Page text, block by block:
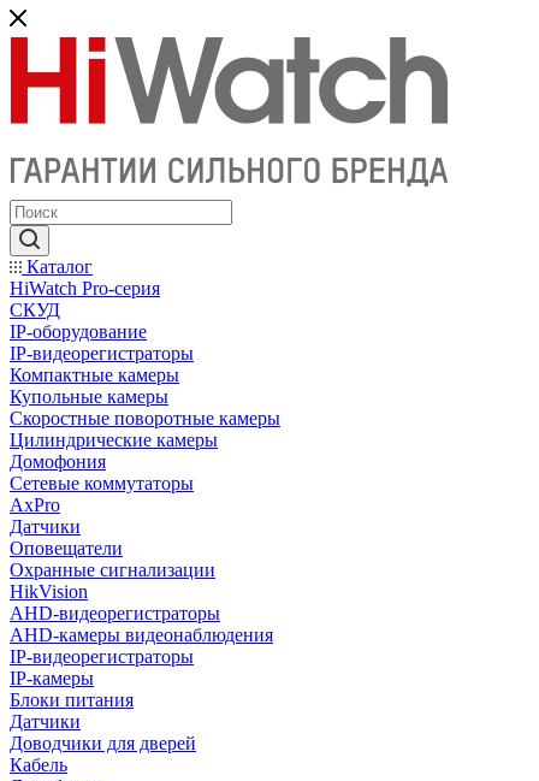
Каталог
HiWatch Pro-серия
CКУД
IP-оборудование
IP-видеорегистраторы
Компактные камеры
Купольные камеры
Скоростные поворотные камеры
Цилиндрические камеры
Домофония
Сетевые коммутаторы
AxPro
Датчики
Оповещатели
Охранные сигнализации
HikVision
AHD-видеорегистраторы
AHD-камеры видеонаблюдения
IP-видеорегистраторы
IP-камеры
Блоки питания
Датчики
Доводчики для дверей
Кабель